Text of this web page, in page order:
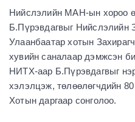
Нийслэлийн МАН-ын хороо
Б.Пүрэвдагвыг Нийслэлийн
Улаанбаатар хотын
хувийн саналаар дэмжсэн
НИТХ-аар Б.Пүрэвдагвыг
хэлэлцэж, төлөөлөгчдийн
Хотын даргаар сонголоо.